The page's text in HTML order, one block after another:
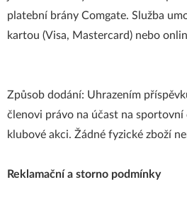
platební brány Comgate. Služba
kartou (Visa, Mastercard) nebo
Způsob dodání: Uhrazením
členovi právo na účast na
klubové akci. Žádné fyzické zboží
Reklamační a storno podmínky